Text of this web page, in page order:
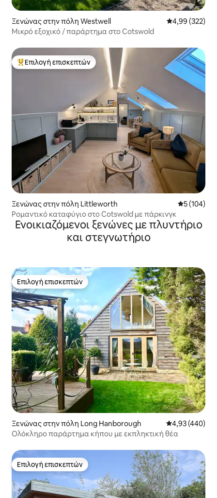
Ξενώνας στην πόλη Westwell Μέση
4,99 (322)
Μικρό εξοχικό / παράρτημα στο Cotswold
Κορυφαία επιλογή επισκεπτών
Επιλογή επισκεπτών
Ξενώνας στην πόλη Littleworth Μέση
5 (104)
Ρομαντικό καταφύγιο στο Cotswold με πάρκινγκ
Ενοικιαζόμενοι ξενώνες με πλυντήριο
και στεγνωτήριο
Επιλογή επισκεπτών
Επιλογή επισκεπτών
Ξενώνας στην πόλη Long Hanborough Μέση
4,93 (440)
Ολόκληρο παράρτημα κήπου με εκπληκτική θέα
Επιλογή επισκεπτών
Επιλογή επισκεπτών